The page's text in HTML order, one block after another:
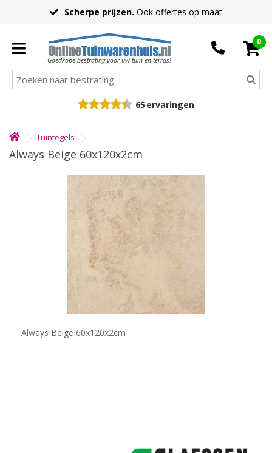
Scherpe prijzen. Ook offertes op maat
Goedkope bestrating voor uw tuin en terras!
0
65 ervaringen
Tuintegels
Always Beige 60x120x2cm
Always Beige 60x120x2cm